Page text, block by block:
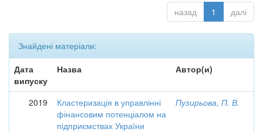
назад 1 далі
Знайдені матеріали:
Дата
випуску
Назва Автор(и)
2019
Кластеризація в управлінні
фінансовим потенціалом на
підприємствах України
Пузирьова, П. В.